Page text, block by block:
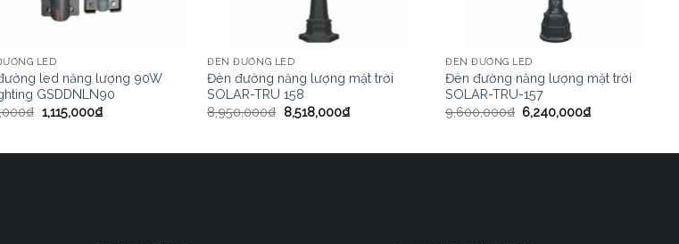
LED
led năng lượng 90W
GSDDNLN90
₫ 1,115,000₫
ĐÈN ĐƯỜNG LED
Đèn đường năng lượng mặt trời
SOLAR-TRU 158
8,950,000₫ 8,518,000₫
ĐÈN ĐƯỜNG LED
Đèn đường năng lượng mặt trời
SOLAR-TRU-157
9,600,000₫ 6,240,000₫